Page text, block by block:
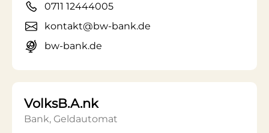
0711 12444005
kontakt@bw-bank.de
bw-bank.de
VolksB.A.nk
Bank, Geldautomat